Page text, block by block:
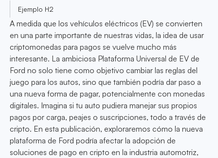
Ejemplo H2
A medida que los vehículos eléctricos (EV) se convierten
en una parte importante de nuestras vidas, la idea de usar
criptomonedas para pagos se vuelve mucho más
interesante. La ambiciosa Plataforma Universal de EV de
Ford no solo tiene como objetivo cambiar las reglas del
juego para los autos, sino que también podría dar paso a
una nueva forma de pagar, potencialmente con monedas
digitales. Imagina si tu auto pudiera manejar sus propios
pagos por carga, peajes o suscripciones, todo a través de
cripto. En esta publicación, exploraremos cómo la nueva
plataforma de Ford podría afectar la adopción de
soluciones de pago en cripto en la industria automotriz,